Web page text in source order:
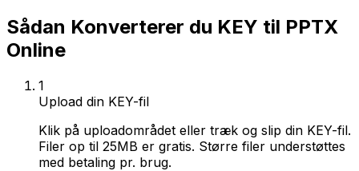
Sådan Konverterer du KEY til PPTX
Online
1
Upload din KEY-fil
Klik på uploadområdet eller træk og slip din KEY-fil.
Filer op til 25MB er gratis. Større filer understøttes
med betaling pr. brug.